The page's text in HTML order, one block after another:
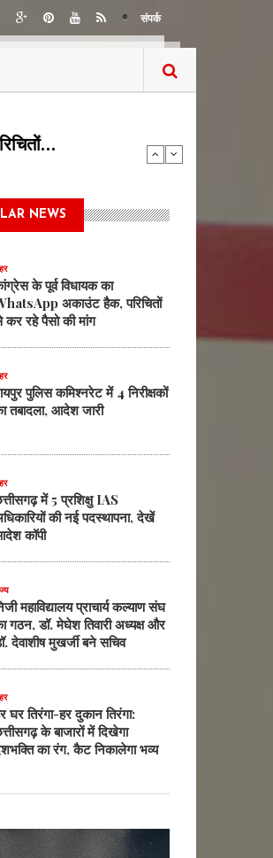
संपर्क
NEWS
के पूर्व विधायक का
अकाउंट हैक, परिचितों
कर रहे पैसो की मांग
पुलिस कमिश्नरेट में 4 निरीक्षकों
तबादला, आदेश जारी
में 5 प्रशिक्षु IAS
की नई पदस्थापना, देखें
कॉपी
महाविद्यालय प्राचार्य कल्याण संघ
गठन, डॉ. मेघेश तिवारी अध्यक्ष और
देवाशीष मुखर्जी बने सचिव
घर तिरंगा-हर दुकान तिरंगा:
के बाजारों में दिखेगा
का रंग, कैट निकालेगा भव्य